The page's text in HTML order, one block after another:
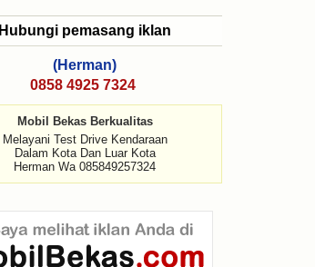
Hubungi pemasang iklan
(Herman)
0858 4925 7324
Mobil Bekas Berkualitas
Melayani Test Drive Kendaraan
Dalam Kota Dan Luar Kota
Herman Wa 085849257324